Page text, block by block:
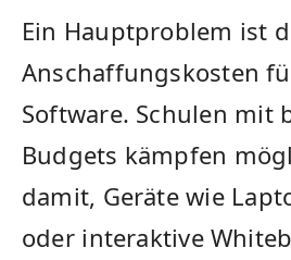
Ein Hauptproblem ist
Anschaffungskosten
Software. Schulen ⁣mit
Budgets kämpfen
damit, Geräte wie⁢
oder⁤ interaktive